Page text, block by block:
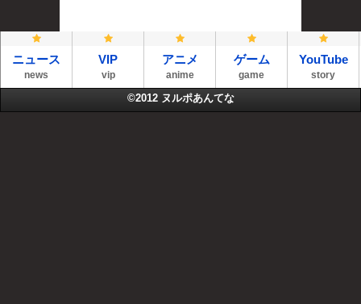
ニュース
news
VIP
vip
アニメ
anime
ゲーム
game
YouTube
story
©2012 ヌルポあんてな